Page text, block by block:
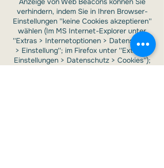
verhindern, indem Sie in Ihren Browser-
Einstellungen ''keine Cookies akzeptieren''
wählen (Im MS Internet-Explorer unter
''Extras > Internetoptionen > Datenschutz
> Einstellung''; im Firefox unter ''Extras >
Einstellungen > Datenschutz > Cookies'');